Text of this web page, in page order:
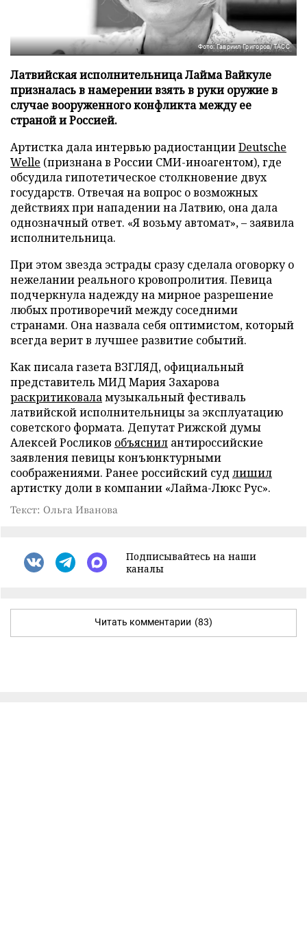
Фото: Гавриил Григоров/ТАСС
Латвийская исполнительница Лайма Вайкуле
призналась в намерении взять в руки оружие в
случае вооруженного конфликта между ее
страной и Россией.
Артистка дала интервью радиостанцииDeutsche
Welle (признана в России СМИ-иноагентом), где
обсудила гипотетическое столкновение двух
государств. Отвечая на вопрос о возможных
действиях при нападении на Латвию, она дала
однозначный ответ. «Я возьму автомат», – заявила
исполнительница.
При этом звезда эстрады сразу сделала оговорку о
нежелании реального кровопролития. Певица
подчеркнула надежду на мирное разрешение
любых противоречий между соседними
странами. Она назвала себя оптимистом, который
всегда верит в лучшее развитие событий.
Как писала газета ВЗГЛЯД, официальный
представитель МИД Мария Захарова
раскритиковаламузыкальный фестиваль
латвийской исполнительницы за эксплуатацию
советского формата. Депутат Рижской думы
Алексей Росликов объяснил антироссийские
заявления певицы конъюнктурными
соображениями. Ранее российский суд лишил
артистку доли в компании «Лайма-Люкс Рус».
Текст: Ольга Иванова
Подписывайтесь на наши
каналы
Читать комментарии (83)